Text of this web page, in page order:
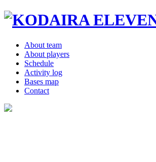
About team
About players
Schedule
Activity log
Bases map
Contact